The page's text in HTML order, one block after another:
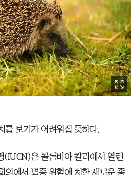
를 보기가 어려워질 듯하다.
(IUCN)은 콜롬비아 칼리에서 열린
의에서 멸종 위험에 처한 새로운 종